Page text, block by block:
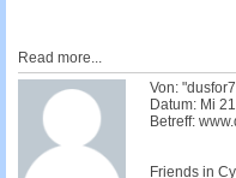
Read more...
Von:
Datum: Mi
Betreff:
Friends in